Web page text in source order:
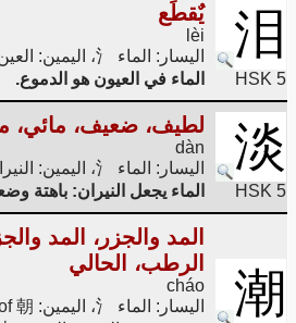
泪
HSK 5
يٌقطِّع
lèi
اليسار: الماء 氵، اليمين: العين 目
الماء في العيون هو الدموع.
淡
HSK 5
لطيف، ضعيف، مائي،
dàn
اليسار: الماء 氵، اليمين: النيران 炎 (2x نار 火)
الماء يجعل النيران: باهتة
潮
المد والجزر، المد
الرطب، الحالي
cháo